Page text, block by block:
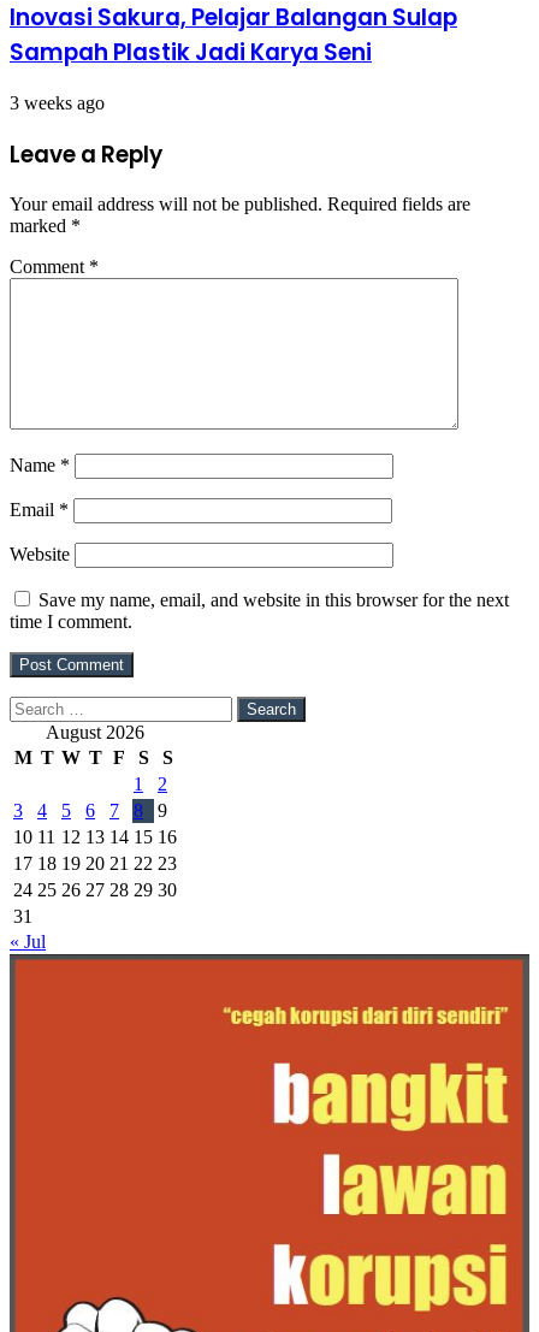
Inovasi Sakura, Pelajar Balangan Sulap
Sampah Plastik Jadi Karya Seni
3 weeks ago
Leave a Reply
Your email address will not be published. Required fields are
marked *
Comment *
Name *
Email *
Website
Save my name, email, and website in this browser for the next
time I comment.
Search
for: August 2026
M T W T F S
S
1
2
3
4 5 6 7 8
9
10 11 12 13 14 15 16
17 18 19 20 21 22 23
24 25 26 27 28 29 30
31
« Jul